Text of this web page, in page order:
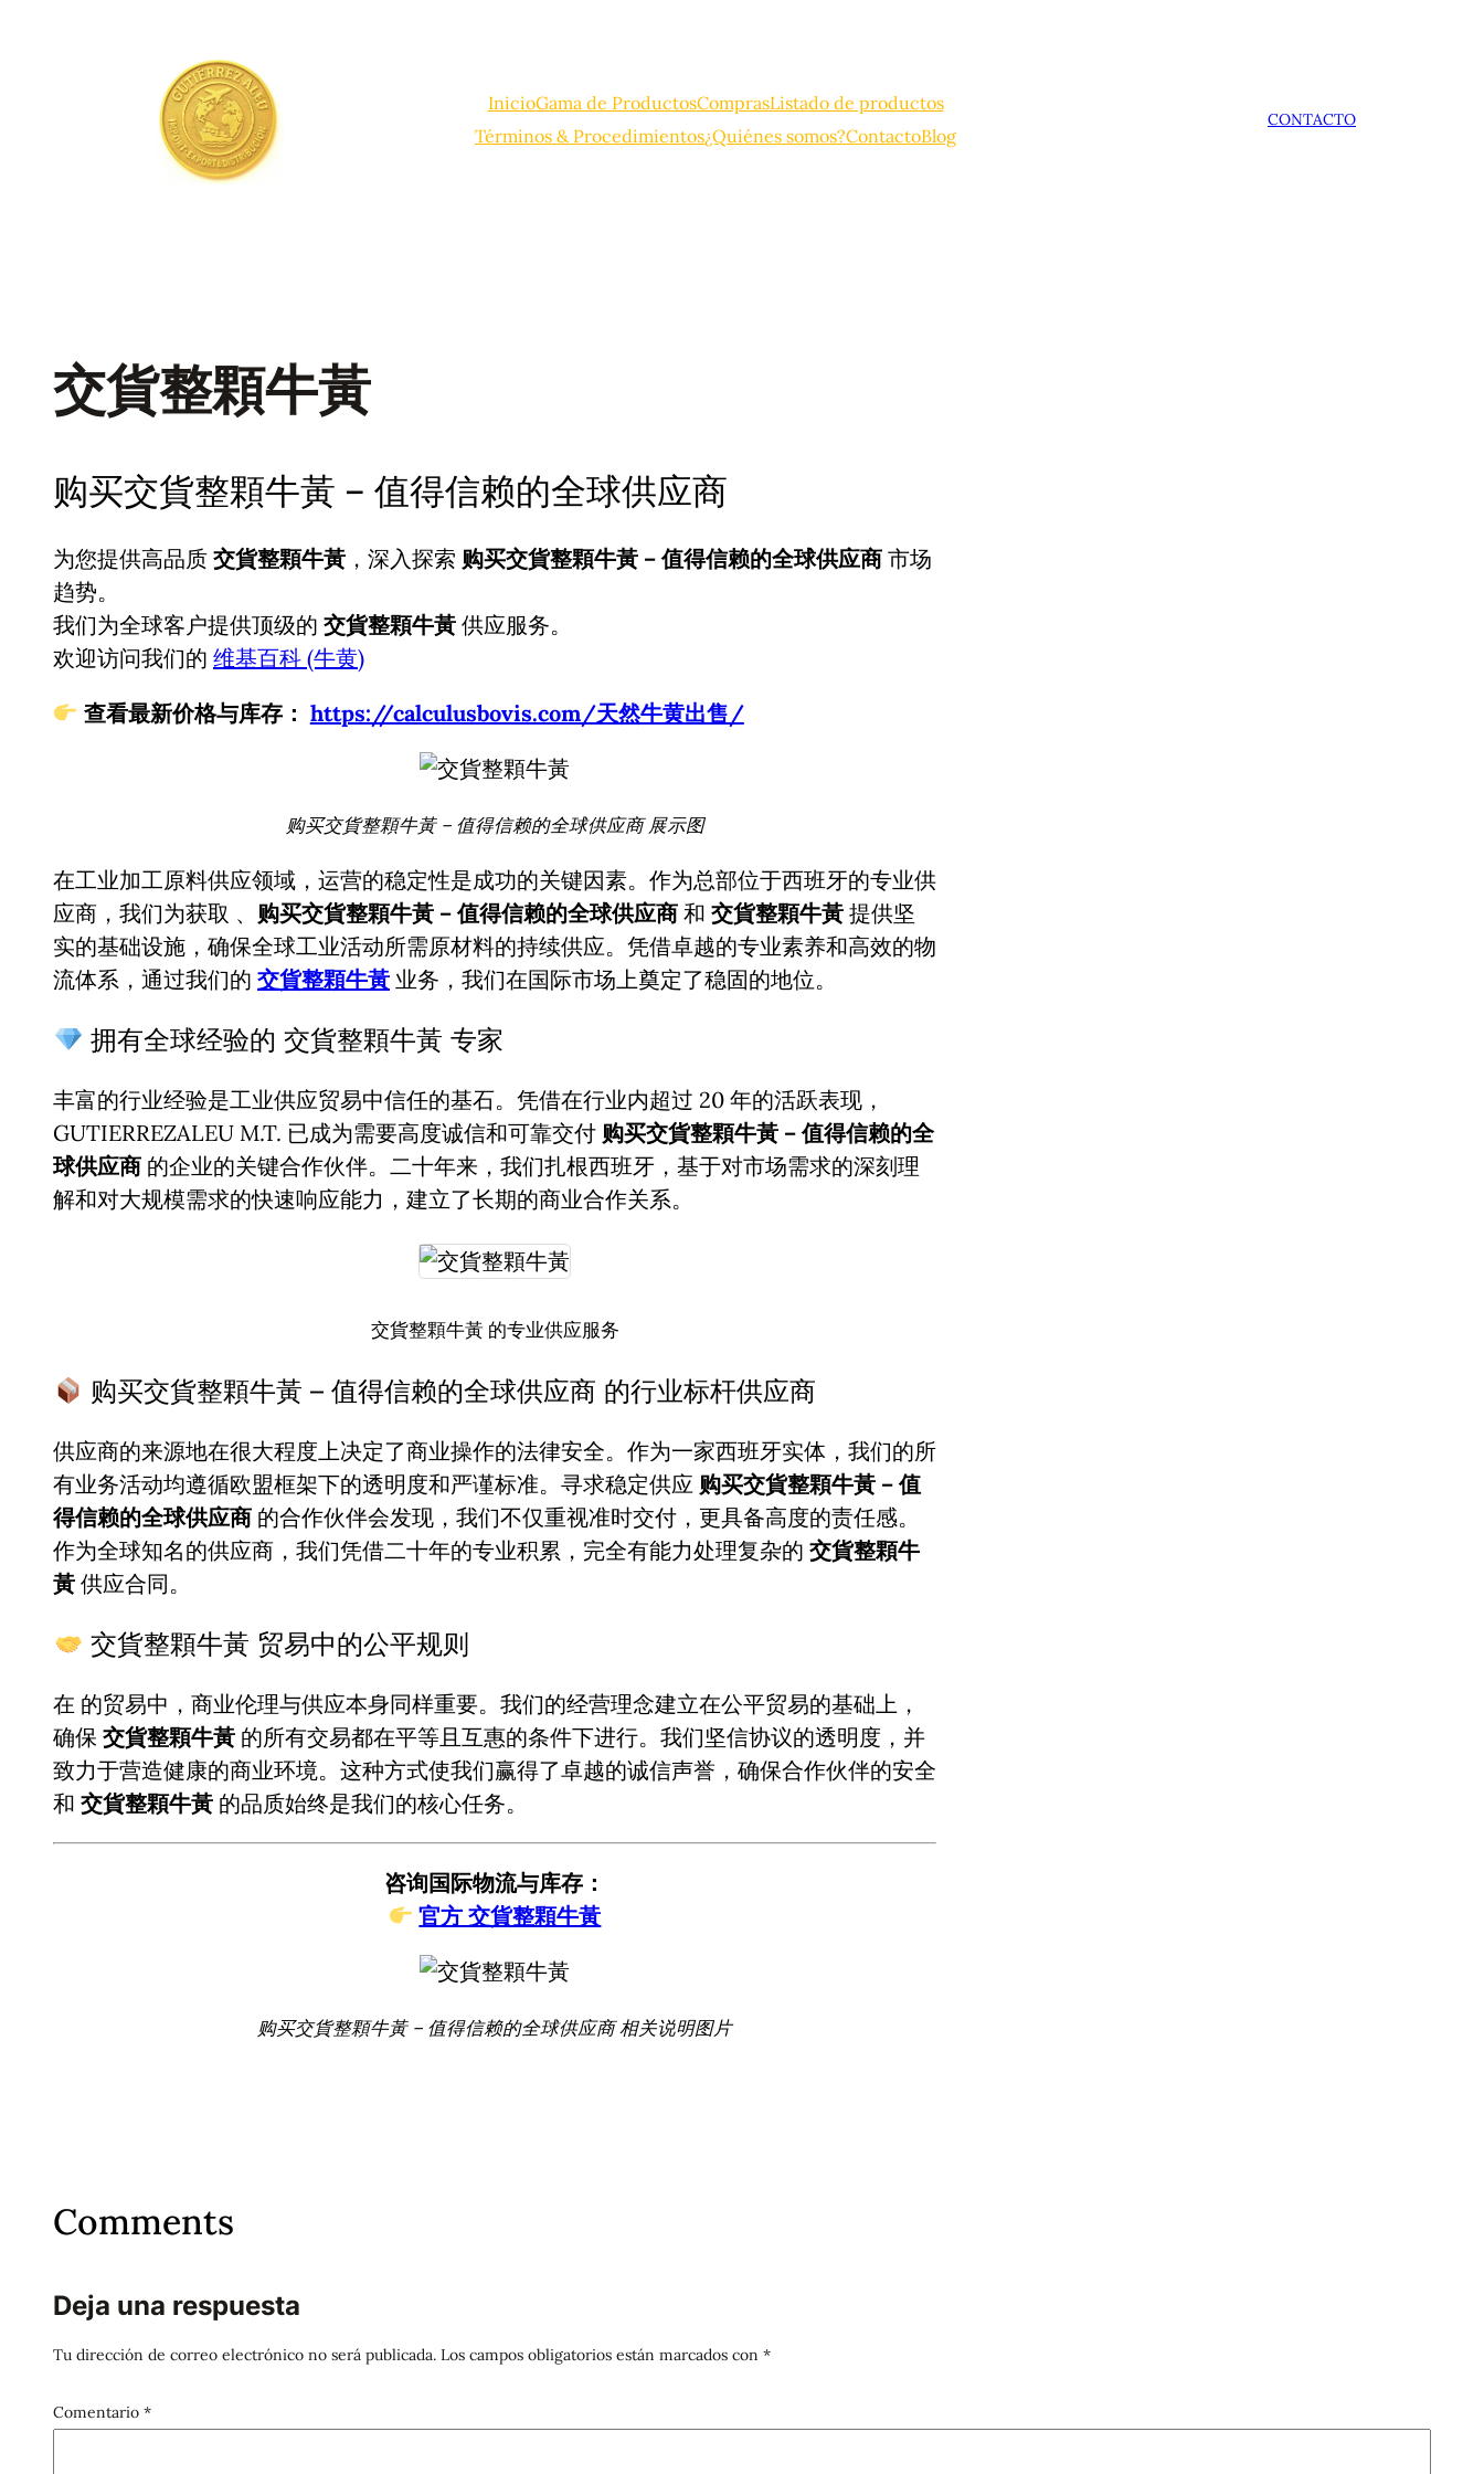
InicioGama de ProductosComprasListado de productos
Términos & Procedimientos¿Quiénes somos?ContactoBlog
CONTACTO
交貨整顆牛黃
购买交貨整顆牛黃 – 值得信赖的全球供应商
为您提供高品质 交貨整顆牛黃 ，深入探索 购买交貨整顆牛黃 – 值得信赖的全球供应商 市场
趋势。
我们为全球客户提供顶级的 交貨整顆牛黃 供应服务。
欢迎访问我们的 维基百科 (牛黄)
查看最新价格与库存： https://calculusbovis.com/天然牛黄出售/
购买交貨整顆牛黃 – 值得信赖的全球供应商 展示图
在工业加工原料供应领域，运营的稳定性是成功的关键因素。作为总部位于西班牙的专业供
应商，我们为获取 、 购买交貨整顆牛黃 – 值得信赖的全球供应商 和 交貨整顆牛黃 提供坚
实的基础设施，确保全球工业活动所需原材料的持续供应。凭借卓越的专业素养和高效的物
流体系，通过我们的 交貨整顆牛黃 业务，我们在国际市场上奠定了稳固的地位。
拥有全球经验的 交貨整顆牛黃 专家
丰富的行业经验是工业供应贸易中信任的基石。凭借在行业内超过 20 年的活跃表现，
GUTIERREZALEU M.T. 已成为需要高度诚信和可靠交付 购买交貨整顆牛黃 – 值得信赖的全
球供应商 的企业的关键合作伙伴。二十年来，我们扎根西班牙，基于对市场需求的深刻理
解和对大规模需求的快速响应能力，建立了长期的商业合作关系。
交貨整顆牛黃 的专业供应服务
购买交貨整顆牛黃 – 值得信赖的全球供应商 的行业标杆供应商
供应商的来源地在很大程度上决定了商业操作的法律安全。作为一家西班牙实体，我们的所
有业务活动均遵循欧盟框架下的透明度和严谨标准。寻求稳定供应 购买交貨整顆牛黃 – 值
得信赖的全球供应商 的合作伙伴会发现，我们不仅重视准时交付，更具备高度的责任感。
作为全球知名的供应商，我们凭借二十年的专业积累，完全有能力处理复杂的 交貨整顆牛
黃 供应合同。
交貨整顆牛黃 贸易中的公平规则
在 的贸易中，商业伦理与供应本身同样重要。我们的经营理念建立在公平贸易的基础上，
确保 交貨整顆牛黃 的所有交易都在平等且互惠的条件下进行。我们坚信协议的透明度，并
致力于营造健康的商业环境。这种方式使我们赢得了卓越的诚信声誉，确保合作伙伴的安全
和 交貨整顆牛黃 的品质始终是我们的核心任务。
咨询国际物流与库存：
官方 交貨整顆牛黃
购买交貨整顆牛黃 – 值得信赖的全球供应商 相关说明图片
Comments
Deja una respuesta
Tu dirección de correo electrónico no será publicada. Los campos obligatorios están marcados con *
Comentario *